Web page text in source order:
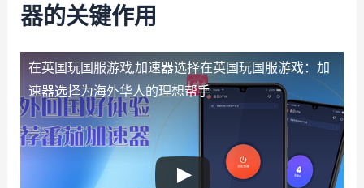
器的关键作用
在英国玩国服游戏,加速器选择在英国玩国服游戏：加
速器选择为海外华人的理想帮手